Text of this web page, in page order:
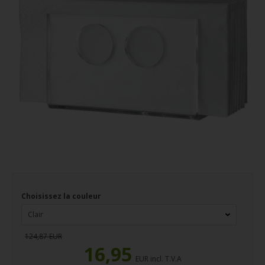
Choisissez la couleur
124,87 EUR
16,95 EUR incl. T.V.A